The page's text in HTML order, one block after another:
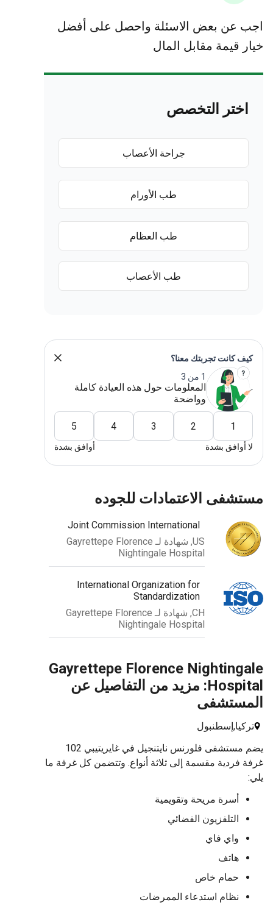
عن بعض الاسئلة واحصل على أفضل
قيمة مقابل المال
اختر التخصص
جراحة الأعصاب
طب الأورام
طب العظام
طب الأعصاب
كانت تجربتك معنا؟
1 من 3
المعلومات حول هذه العيادة كاملة
وواضحة
أوافق بشدة أوافق بشدة
الاعتمادات للجوده
Joint Commission International
US, شهادة لـ Gayrettepe Florence
Nightingale Hospital
International Organization for
Standardization
CH, شهادة لـ Gayrettepe Florence
Nightingale Hospital
Gayrettepe Florence
Hospital: مزيد من التفاصيل عن
إسطنبول
يضم مستشفى فلورنس نايتنجيل في غايريتيبي 102
فردية مقسمة إلى ثلاثة أنواع. وتتضمن كل غرفة ما
أسرة مريحة وتقويمية
التلفزيون الفضائي
واي فاي
هاتف
حمام خاص
نظام استدعاء الممرضات